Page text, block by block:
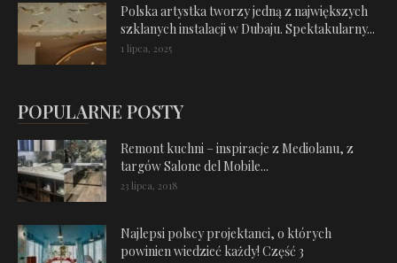
Polska artystka tworzy jedną z największych
szklanych instalacji w Dubaju. Spektakularny...
1 lipca, 2025
POPULARNE POSTY
Remont kuchni – inspiracje z Mediolanu, z
targów Salone del Mobile...
23 lipca, 2018
Najlepsi polscy projektanci, o których
powinien wiedzieć każdy! Część 3